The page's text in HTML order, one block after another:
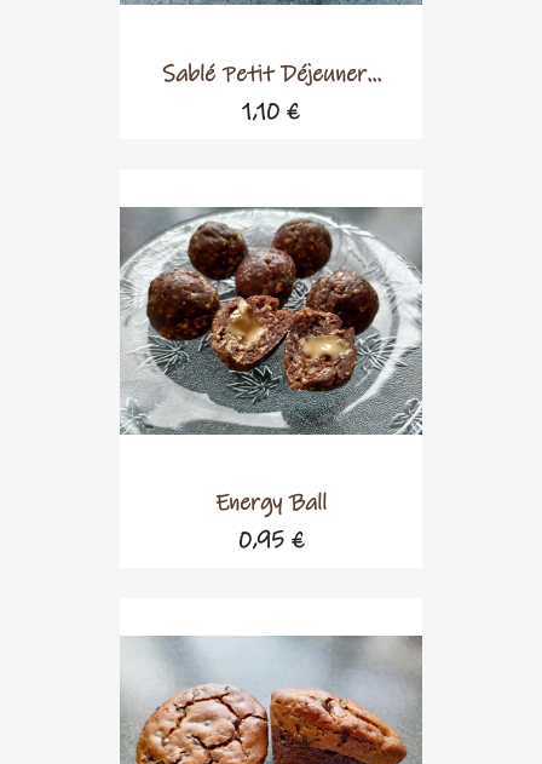
Sablé Petit Déjeuner...
1,10 €
Energy Ball
0,95 €